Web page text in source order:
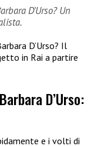
D’Urso? Un
D’Urso? Il
in Rai a partire
D’Urso:
e i volti di